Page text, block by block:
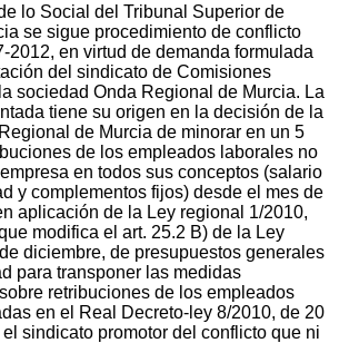
lo Social del Tribunal Superior de
se sigue procedimiento de conflicto
2012, en virtud de demanda formulada
del sindicato de Comisiones
sociedad Onda Regional de Murcia. La
tiene su origen en la decisión de la
de Murcia de minorar en un 5
de los empleados laborales no
en todos sus conceptos (salario
y complementos fijos) desde el mes de
aplicación de la Ley regional 1/2010,
modifica el art. 25.2 B) de la Ley
diciembre, de presupuestos generales
para transponer las medidas
retribuciones de los empleados
en el Real Decreto-ley 8/2010, de 20
sindicato promotor del conflicto que ni